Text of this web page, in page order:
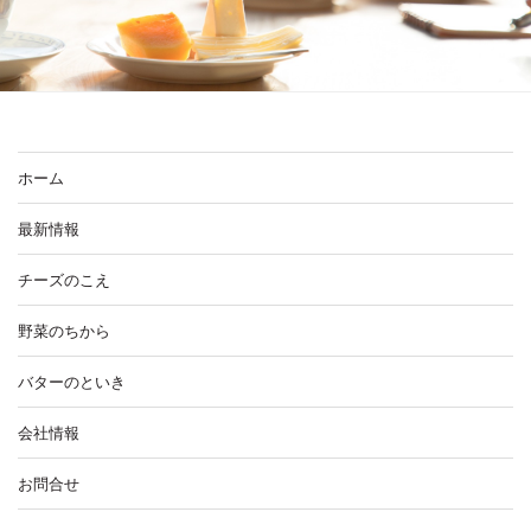
ホーム
最新情報
チーズのこえ
野菜のちから
バターのといき
会社情報
お問合せ